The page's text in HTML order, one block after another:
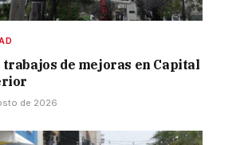
trabajos de mejoras en Capital
de 2026